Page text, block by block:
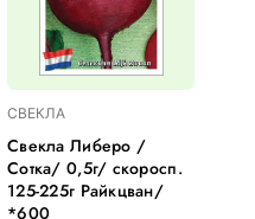
СВЕКЛА
Свекла Либеро /
Сотка/ 0,5г/ скоросп.
125-225г Райкцван/
*600